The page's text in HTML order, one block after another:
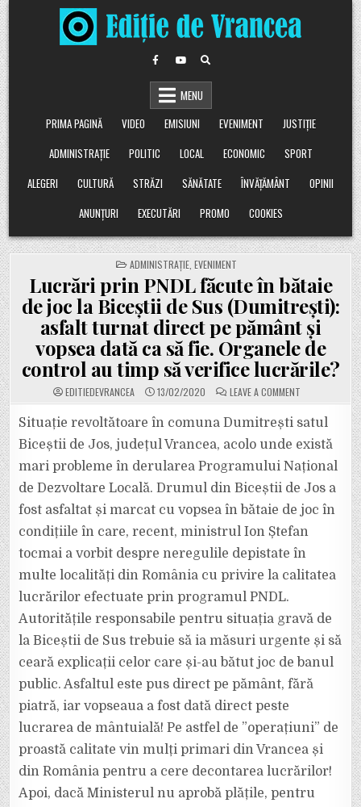
Skip
to
content
MENU
PRIMA PAGINĂ
VIDEO EMISIUNI EVENIMENT
JUSTIȚIE
ADMINISTRAȚIE
POLITIC LOCAL ECONOMIC
SPORT
ALEGERI
CULTURĂ STRĂZI SĂNĂTATE ÎNVĂȚĂMÂNT
OPINII
ANUNȚURI
EXECUTĂRI PROMO COOKIES
POSTED
IN
ADMINISTRAȚIE EVENIMENT
Lucrări prin PNDL făcute în bătaie
de joc la Biceștii de Sus (Dumitrești):
asfalt turnat direct pe pământ și
vopsea dată ca să fie. Organele de
control au timp să verifice lucrările?
EDITIEDEVRANCEA 13/02/2020 LEAVE A COMMENTON
LUCRĂRI
PNDL
FĂCUTE
ÎN
BĂTAIE
DE
JOC
LA
BICEȘTII
SUS
(DUMITREȘTI):
ASFALT
TURNAT
PE
ȘI
SĂ
FIE.
ORGANELE
DE
CONTROL
AU
SĂ
VERIFICE
Situație revoltătoare în comuna Dumitrești satul
Biceștii de Jos, județul Vrancea, acolo unde există
mari probleme în derularea Programului Național
de Dezvoltare Locală. Drumul din Biceștii de Jos a
fost asfaltat și marcat cu vopsea în bătaie de joc în
condițiile în care, recent, ministrul Ion Ștefan
tocmai a vorbit despre neregulile depistate în
multe localități din România cu privire la calitatea
lucrărilor efectuate prin programul PNDL.
Autoritățile responsabile pentru situația gravă de
la Biceștii de Sus trebuie să ia măsuri urgente și să
ceară explicații celor care și-au bătut joc de banul
public. Asfaltul este pus direct pe pământ, fără
piatră, iar vopseaua a fost dată direct peste
lucrarea de mântuială! Pe astfel de ”operațiuni” de
proastă calitate vin mulți primari din Vrancea și
din România pentru a cere decontarea lucrărilor!
Apoi, dacă Ministerul nu aprobă plățile, pentru